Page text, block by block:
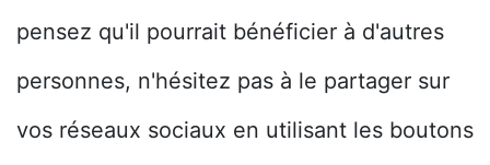
pensez qu'il pourrait bénéficier à d'autres
personnes, n'hésitez pas à le partager sur
vos réseaux sociaux en utilisant les boutons